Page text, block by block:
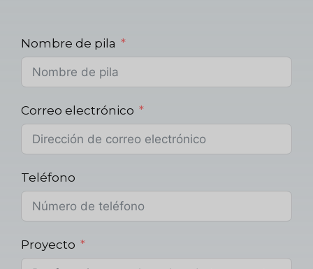
Nombre de pila
Correo electrónico
Teléfono
Proyecto